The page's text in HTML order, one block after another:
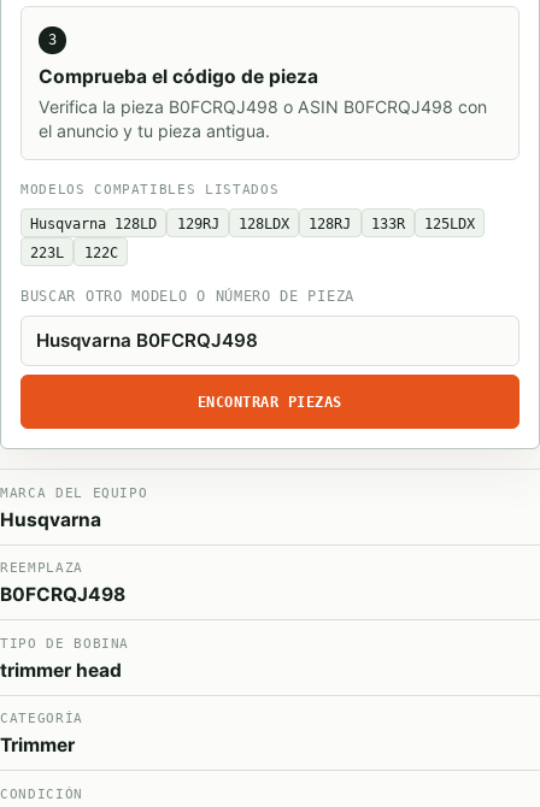
3
Comprueba el código de pieza
Verifica la pieza B0FCRQJ498 o ASIN B0FCRQJ498 con
el anuncio y tu pieza antigua.
MODELOS COMPATIBLES LISTADOS
Husqvarna 128LD 129RJ 128LDX 128RJ 133R
125LDX
223L
122C
BUSCAR OTRO MODELO O NÚMERO DE PIEZA
ENCONTRAR PIEZAS
MARCA DEL EQUIPO
Husqvarna
REEMPLAZA
B0FCRQJ498
TIPO DE BOBINA
trimmer head
CATEGORÍA
Trimmer
CONDICIÓN